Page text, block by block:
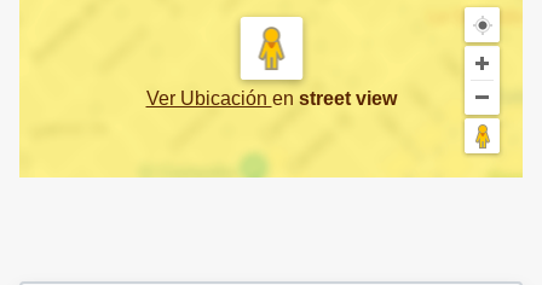
Ver Ubicación en street view